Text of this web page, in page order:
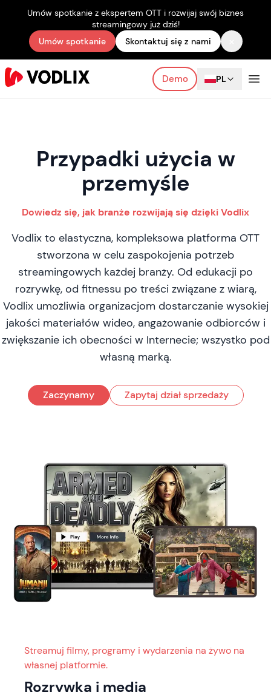
Umów spotkanie z ekspertem OTT i rozwijaj swój biznes
streamingowy już dziś!
Umów spotkanie
Skontaktuj się z nami
Demo PL
Przypadki użycia w
przemyśle
Dowiedz się, jak branże rozwijają się dzięki Vodlix
Vodlix to elastyczna, kompleksowa platforma OTT
stworzona w celu zaspokojenia potrzeb
streamingowych każdej branży. Od edukacji po
rozrywkę, od fitnessu po treści związane z wiarą,
Vodlix umożliwia organizacjom dostarczanie wysokiej
jakości materiałów wideo, angażowanie odbiorców i
zwiększanie ich obecności w Internecie; wszystko pod
własną marką.
Zaczynamy Zapytaj dział sprzedaży
Streamuj filmy, programy i wydarzenia na żywo na
własnej platformie.
Rozrywka i media